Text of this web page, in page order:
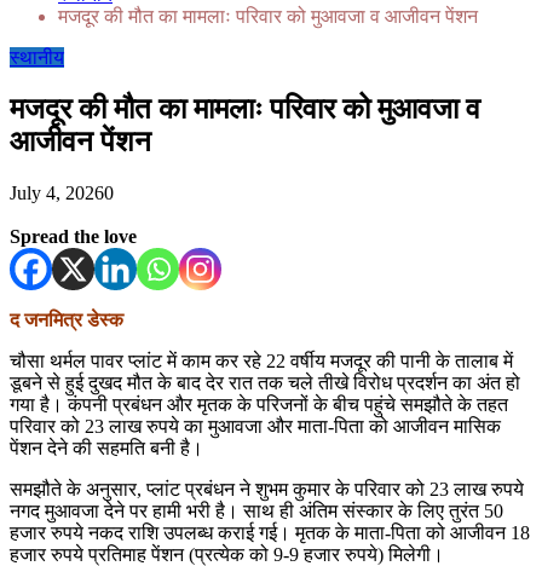
मजदूर की मौत का मामलाः परिवार को मुआवजा व आजीवन पेंशन
स्थानीय
मजदूर की मौत का मामलाः परिवार को मुआवजा व
आजीवन पेंशन
July 4, 20260
Spread the love
द जनमित्र डेस्क
चौसा थर्मल पावर प्लांट में काम कर रहे 22 वर्षीय मजदूर की पानी के तालाब में
डूबने से हुई दुखद मौत के बाद देर रात तक चले तीखे विरोध प्रदर्शन का अंत हो
गया है। कंपनी प्रबंधन और मृतक के परिजनों के बीच पहुंचे समझौते के तहत
परिवार को 23 लाख रुपये का मुआवजा और माता-पिता को आजीवन मासिक
पेंशन देने की सहमति बनी है।
समझौते के अनुसार, प्लांट प्रबंधन ने शुभम कुमार के परिवार को 23 लाख रुपये
नगद मुआवजा देने पर हामी भरी है। साथ ही अंतिम संस्कार के लिए तुरंत 50
हजार रुपये नकद राशि उपलब्ध कराई गई। मृतक के माता-पिता को आजीवन 18
हजार रुपये प्रतिमाह पेंशन (प्रत्येक को 9-9 हजार रुपये) मिलेगी।